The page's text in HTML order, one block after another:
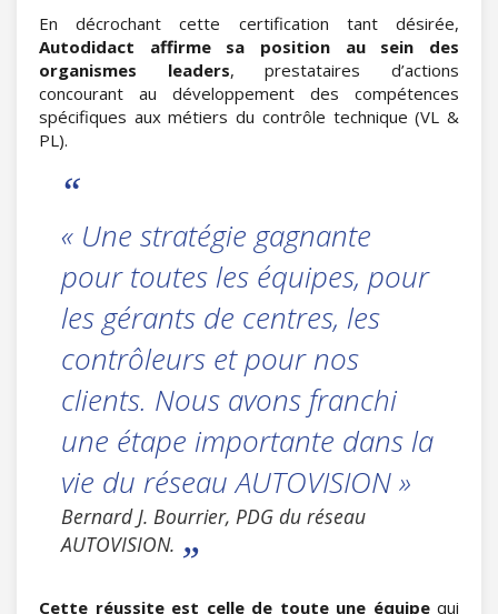
En décrochant cette certification tant désirée,
Autodidact affirme sa position au sein des
organismes leaders, prestataires d’actions
concourant au développement des compétences
spécifiques aux métiers du contrôle technique (VL &
PL).
« Une stratégie gagnante
pour toutes les équipes, pour
les gérants de centres, les
contrôleurs et pour nos
clients. Nous avons franchi
une étape importante dans la
vie du réseau AUTOVISION »
Bernard J. Bourrier, PDG du réseau
AUTOVISION.
Cette réussite est celle de toute une équipe qui